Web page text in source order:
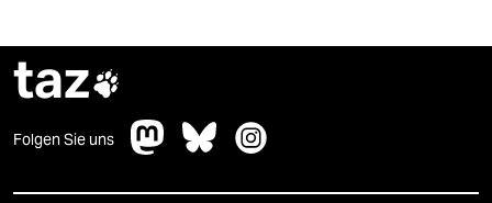
taz
Folgen Sie uns